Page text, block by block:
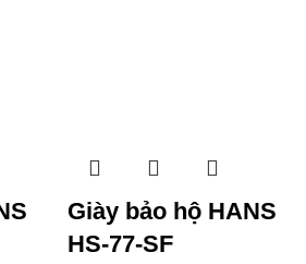
Giày bảo hộ HANS
HS-77-SF